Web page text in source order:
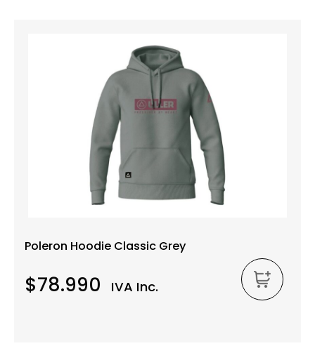
Poleron Hoodie Classic Grey
$78.990 IVA Inc.